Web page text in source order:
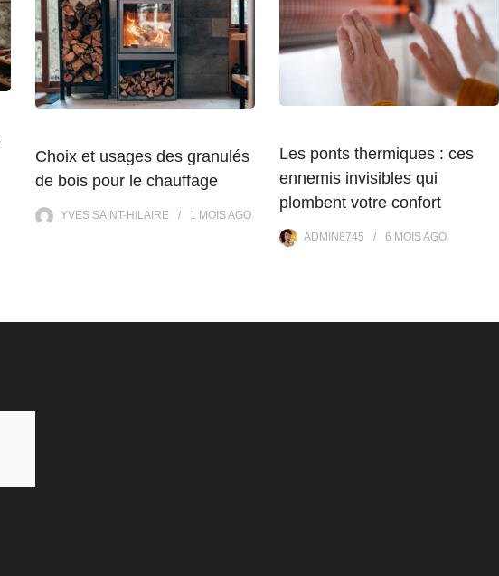
Choix et usages des granulés
de bois pour le chauffage
YVES SAINT-HILAIRE 1 MOISAGO
Les ponts thermiques : ces
ennemis invisibles qui
plombent votre confort
ADMIN8745 6 MOISAGO